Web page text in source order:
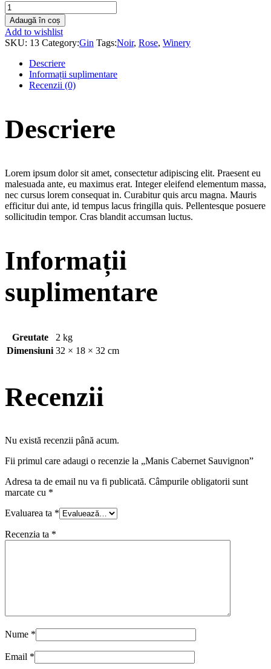
Manis
Cabernet
Sauvignon
quantity
Adaugă în coș
Add to wishlist
SKU: 13 Category:Gin Tags:Noir, Rose, Winery
Descriere
Informații suplimentare
Recenzii (0)
Descriere
Lorem ipsum dolor sit amet, consectetur adipiscing elit. Praesent eu
malesuada ante, eu maximus erat. Integer eleifend elementum massa,
nec cursus lorem consequat in. Curabitur quis arcu magna. Mauris
efficitur dui ante, id tempus lacus fringilla quis. Pellentesque posuere
sollicitudin tempor. Cras blandit accumsan luctus.
Informații
suplimentare
Greutate
2 kg
Dimensiuni 32 × 18 × 32 cm
Recenzii
Nu există recenzii până acum.
Fii primul care adaugi o recenzie la „Manis Cabernet Sauvignon”
Adresa ta de email nu va fi publicată. Câmpurile obligatorii sunt
marcate cu *
Evaluarea ta *
Recenzia ta *
Nume *
Email *